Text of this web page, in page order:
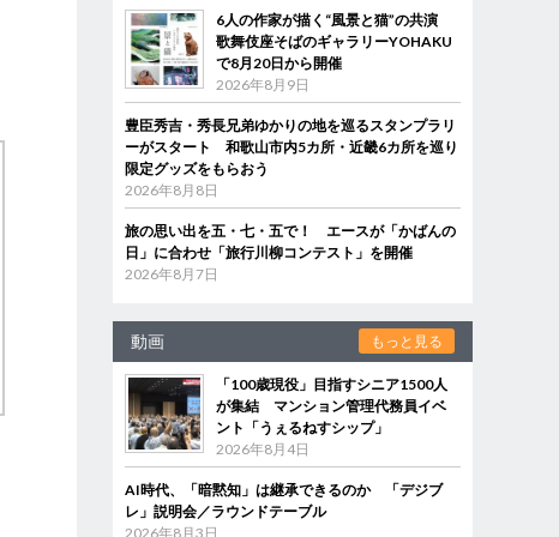
6人の作家が描く“風景と猫”の共演
歌舞伎座そばのギャラリーYOHAKU
で8月20日から開催
2026年8月9日
豊臣秀吉・秀長兄弟ゆかりの地を巡るスタンプラリ
ーがスタート 和歌山市内5カ所・近畿6カ所を巡り
限定グッズをもらおう
2026年8月8日
旅の思い出を五・七・五で！ エースが「かばんの
日」に合わせ「旅行川柳コンテスト」を開催
2026年8月7日
動画 もっと見る
「100歳現役」目指すシニア1500人
が集結 マンション管理代務員イベ
ント「うぇるねすシップ」
2026年8月4日
AI時代、「暗黙知」は継承できるのか 「デジブ
レ」説明会／ラウンドテーブル
2026年8月3日